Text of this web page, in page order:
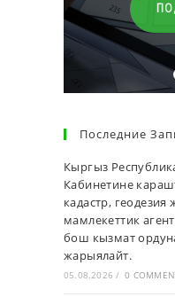
Последние
Кыргыз
Кабинетине
кадастр,
мамлекеттик
бош кызмат
жарыялайт.
05.08.2026 / 0